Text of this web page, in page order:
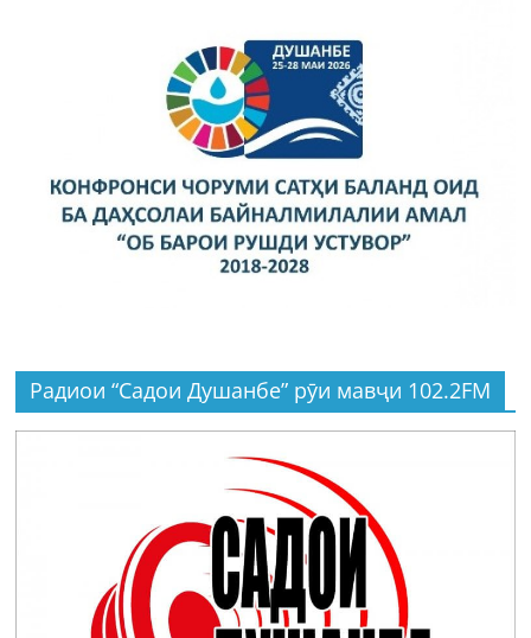
Радиои “Садои Душанбе” рӯи мавҷи 102.2FM